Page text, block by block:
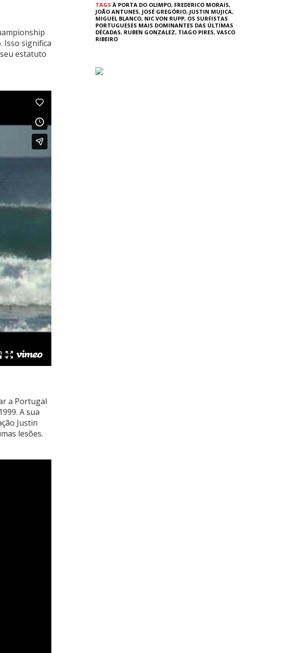
Isso significa
estatuto
a Portugal
A sua
Justin
lesões.
TAGS À PORTA DO OLIMPO, FREDERICO MORAIS,
JOÃO ANTUNES, JOSÉ GREGÓRIO, JUSTIN MUJICA,
MIGUEL BLANCO, NIC VON RUPP, OS SURFISTAS
PORTUGUESES MAIS DOMINANTES DAS ÚLTIMAS
DÉCADAS, RUBEN GONZALEZ, TIAGO PIRES, VASCO
RIBEIRO